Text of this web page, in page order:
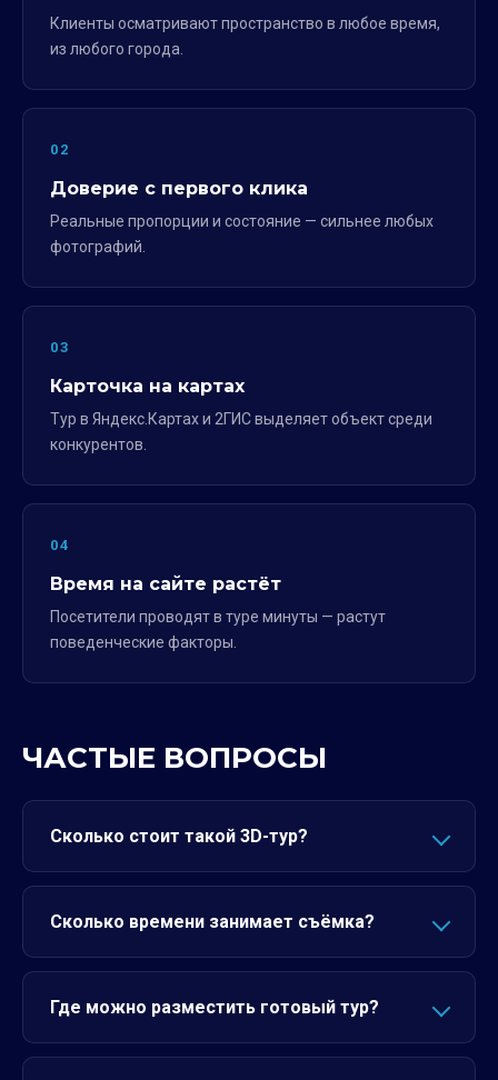
Клиенты осматривают пространство в любое время,
из любого города.
02
Доверие с первого клика
Реальные пропорции и состояние — сильнее любых
фотографий.
03
Карточка на картах
Тур в Яндекс.Картах и 2ГИС выделяет объект среди
конкурентов.
04
Время на сайте растёт
Посетители проводят в туре минуты — растут
поведенческие факторы.
ЧАСТЫЕ ВОПРОСЫ
Сколько стоит такой 3D-тур?
Сколько времени занимает съёмка?
Где можно разместить готовый тур?